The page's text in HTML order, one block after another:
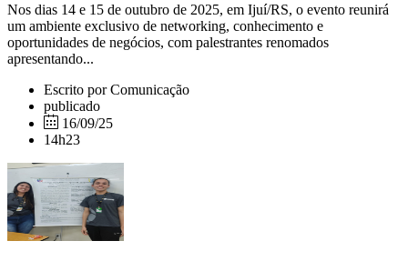
Nos dias 14 e 15 de outubro de 2025, em Ijuí/RS, o evento reunirá
um ambiente exclusivo de networking, conhecimento e
oportunidades de negócios, com palestrantes renomados
apresentando...
Escrito por Comunicação
publicado
16/09/25
14h23